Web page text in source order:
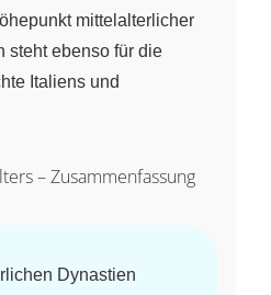
mittelalterlicher
steht ebenso für die
Italiens und
– Zusammenfassung
Dynastien